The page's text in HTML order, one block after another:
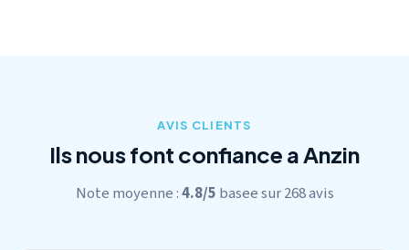
AVIS CLIENTS
Ils nous font confiance a Anzin
Note moyenne :4.8/5 basee sur 268 avis